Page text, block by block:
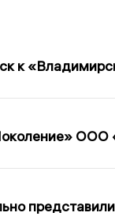
к
ООО